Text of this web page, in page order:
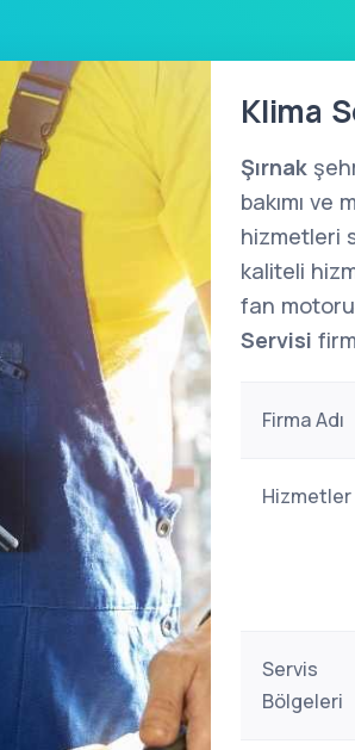
Klima
Şırnak
bakımı
hizmetleri
kaliteli
fan motoru
Servisi
Firma Adı
Hizmetler
Servis
Bölgeleri